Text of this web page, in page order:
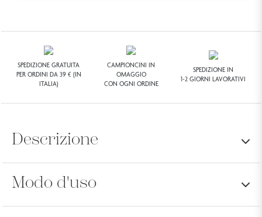
SPEDIZIONE GRATUITA
PER ORDINI DA 39 € (IN
ITALIA)
CAMPIONCINI IN
OMAGGIO
CON OGNI ORDINE
SPEDIZIONE IN
1-2 GIORNI LAVORATIVI
Descrizione
FORMATO:75 ML
Fluido dopobarba addolcente e lenitivo al
Modo d'uso